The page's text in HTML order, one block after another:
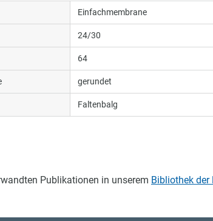
Einfachmembrane
24/30
64
gerundet
Faltenbalg
Publikationen in unserem Bibliothek der